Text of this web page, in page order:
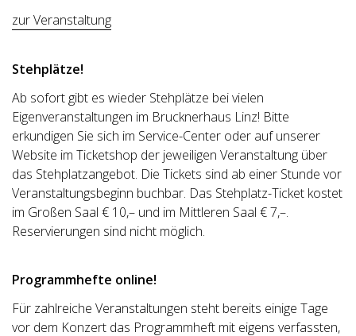
zur Veranstaltung
Stehplätze!
Ab sofort gibt es wieder Stehplätze bei vielen
Eigenveranstaltungen im Brucknerhaus Linz! Bitte
erkundigen Sie sich im Service-Center oder auf unserer
Website im Ticketshop der jeweiligen Veranstaltung über
das Stehplatzangebot. Die Tickets sind ab einer Stunde vor
Veranstaltungsbeginn buchbar. Das Stehplatz-Ticket kostet
im Großen Saal € 10,– und im Mittleren Saal € 7,–.
Reservierungen sind nicht möglich.
Programmhefte online!
Für zahlreiche Veranstaltungen steht bereits einige Tage
vor dem Konzert das Programmheft mit eigens verfassten,